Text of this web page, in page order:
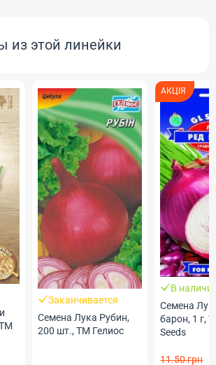
из этой линейки
Заканчивается
Семена Лука Рубин,
200 шт., ТМ Гелиос
АКЦІЯ
В
Семена
барон, 1 г,
Seeds
11.50 грн